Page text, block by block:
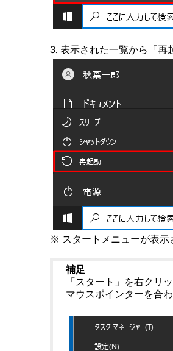
表示された一覧から「再
※ スタートメニューが表示
補足
「スタート」を右クリ
マウスポインターを合わ